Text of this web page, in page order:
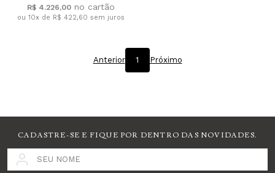
R$ 4.226,00
ou 10x de R$ 422,60 sem juros
Anterior 1 Próximo
CADASTRE-SE E FIQUE POR DENTRO DAS NOVIDADES.
SEU NOME